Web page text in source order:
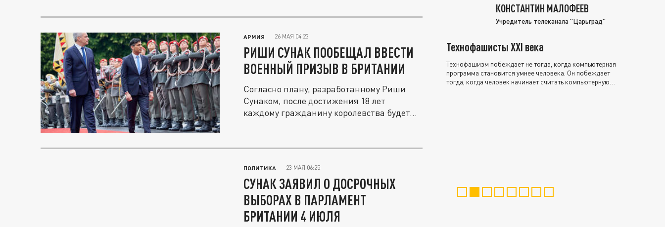
АРМИЯ 26 МАЯ 04:23
РИШИ СУНАК ПООБЕЩАЛ ВВЕСТИ
ВОЕННЫЙ ПРИЗЫВ В БРИТАНИИ
Согласно плану, разработанному Риши
Сунаком, после достижения 18 лет
каждому гражданину королевства будет...
ПОЛИТИКА 23 МАЯ 06:25
СУНАК ЗАЯВИЛ О ДОСРОЧНЫХ
ВЫБОРАХ В ПАРЛАМЕНТ
БРИТАНИИ 4 ИЮЛЯ
КОНСТАНТИН МАЛОФЕЕВ
Учредитель телеканала "Царьград"
Технофашисты XXI века
Технофашизм побеждает не тогда, когда компьютерная
программа становится умнее человека. Он побеждает
тогда, когда человек начинает считать компьютерную